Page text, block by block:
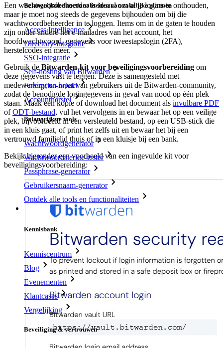
Belangrijkste functionaliteiten van zakelijke plannen
Access Intelligence
Directory-integratie
SSO-integratie
Self-hosting van Bitwarden
Enterprise-beleid
Accountherstel
Belangrijkste tools
Wachtwoordgenerator
Wachtwoordsterkte-tester
Passphrase-generator
Gebruikersnaam-generator
Ontdek alle tools en functionaliteiten
Resources
Kennisbank
Kenniscentrum
Blog
Evenementen
Klantcases
Vergelijking
Beveiliging & vertrouwen
Een wachtwoordbeheerder is ideaal om al je logins te onthouden,
maar je moet nog steeds de gegevens bijhouden om bij die
wachtwoordbeheerder in te loggen. Items om in de gaten te houden
zijn onder andere het e-mailadres van het account, het
hoofdwachtwoord, gegevens voor tweestapslogin (2FA),
herstelcodes en meer.
Gebruik deBitwarden-kit voor beveiligingsvoorbereiding om
deze gegevens vast te leggen. Deze is samengesteld met
medewerking en input van gebruikers uit de Bitwarden-community,
zodat de benodigde logingegevens in geval van nood op één plek
staan. Maak een kopie of download het document als invulbare PDF
ofODT-bestand, vul het vervolgens in en bewaar het op een veilige
plek, bijvoorbeeld in een versleuteld bestand, op een USB-stick die
in een kluis gaat, of print het zelfs uit en bewaar het bij een
vertrouwd familielid thuis of in een kluisje bij een bank.
Bekijk hieronder een voorbeeld van een ingevulde kit voor
beveiligingsvoorbereiding: